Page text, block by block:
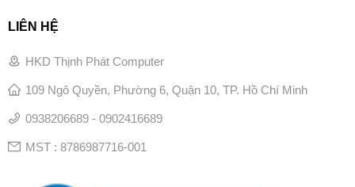
LIÊN HỆ
HKD Thịnh Phát Computer
109 Ngô Quyền, Phường 6, Quận 10, TP. Hồ Chí Minh
0938206689 - 0902416689
MST : 8786987716-001